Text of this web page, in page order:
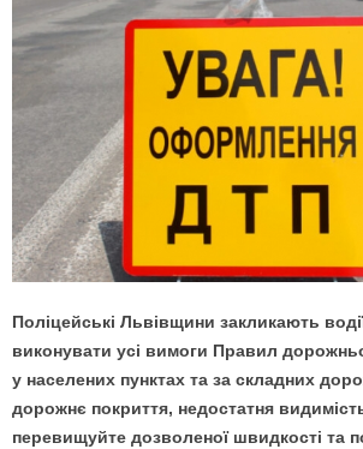
Поліцейські Львівщини закликають
виконувати усі вимоги Правил
у населених пунктах та за складних
дорожнє покриття, недостатня
перевищуйте дозволеної швидкості та